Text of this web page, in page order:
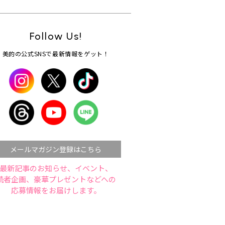
Follow Us!
美的の公式SNSで最新情報をゲット！
メールマガジン登録はこちら
最新記事のお知らせ、イベント、
者企画、豪華プレゼントなどへの
応募情報をお届けします。